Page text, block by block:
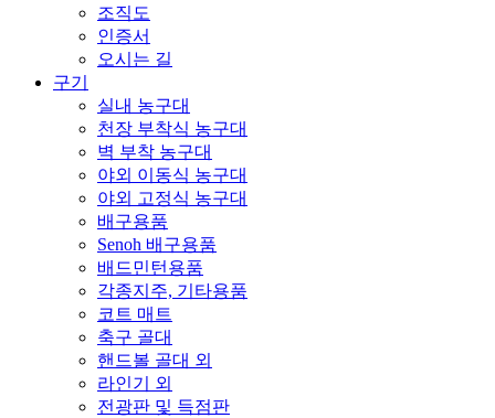
조직도
인증서
오시는 길
구기
실내 농구대
천장 부착식 농구대
벽 부착 농구대
야외 이동식 농구대
야외 고정식 농구대
배구용품
Senoh 배구용품
배드민턴용품
각종지주, 기타용품
코트 매트
축구 골대
핸드볼 골대 외
라인기 외
전광판 및 득점판